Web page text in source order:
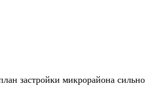
застройки микрорайона сильно